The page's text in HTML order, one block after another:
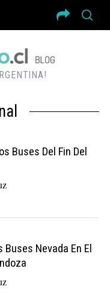
Buses Del Fin Del
Buses Nevada En El